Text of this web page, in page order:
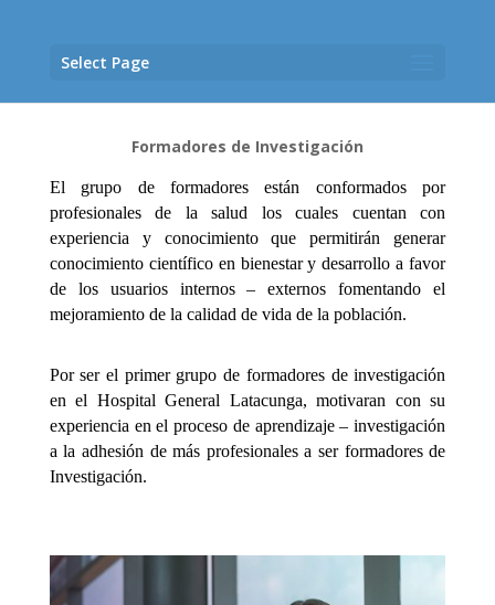
Select Page
Formadores de Investigación
El grupo de formadores están conformados por
profesionales de la salud los cuales cuentan con
experiencia y conocimiento que permitirán generar
conocimiento científico en bienestar y desarrollo a favor
de los usuarios internos – externos fomentando el
mejoramiento de la calidad de vida de la población.
Por ser el primer grupo de formadores de investigación
en el Hospital General Latacunga, motivaran con su
experiencia en el proceso de aprendizaje – investigación
a la adhesión de más profesionales a ser formadores de
Investigación.